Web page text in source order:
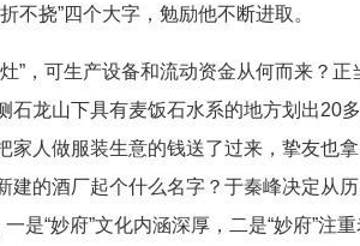
不挠”四个大字，勉励他不断进取。
，可生产设备和流动资金从何而来？正
石龙山下具有麦饭石水系的地方划出20
家人做服装生意的钱送了过来，挚友
建的酒厂起个什么名字？于秦峰决定从
一是“妙府”文化内涵深厚，二是“妙府”